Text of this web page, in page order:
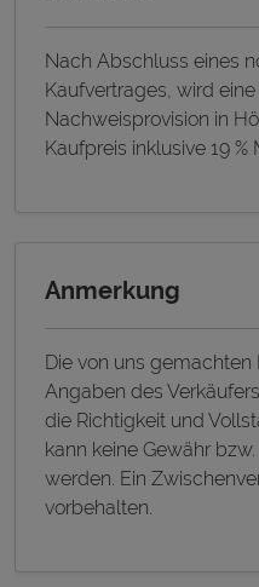
Nach Abschluss eines
Kaufvertrages, wird
Nachweisprovision in
Kaufpreis inklusive 19
Anmerkung
Die von uns
Angaben des
die Richtigkeit und
kann keine Gewähr
werden. Ein
vorbehalten.